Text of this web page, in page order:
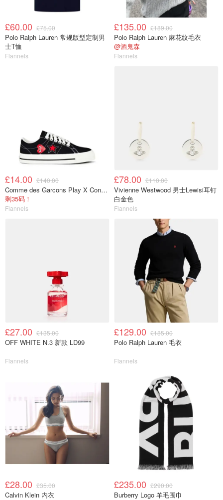
£60.00 £75.00
Polo Ralph Lauren 常规版型定制男
士T恤
Flannels
£135.00 £189.00
Polo Ralph Lauren 麻花纹毛衣
@酒鬼森
Flannels
£14.00 £140.00
Comme des Garcons Play X Converse One Star 帆布鞋
剩35码！
Flannels
£78.00 £110.00
Vivienne Westwood 男士Lewisi耳钉
白金色
Flannels
£27.00 £135.00
OFF WHITE N.3 新款 LD99
Flannels
£129.00 £185.00
Polo Ralph Lauren 毛衣
Flannels
£28.00 £35.00
Calvin Klein 内衣
£235.00 £290.00
Burberry Logo 羊毛围巾